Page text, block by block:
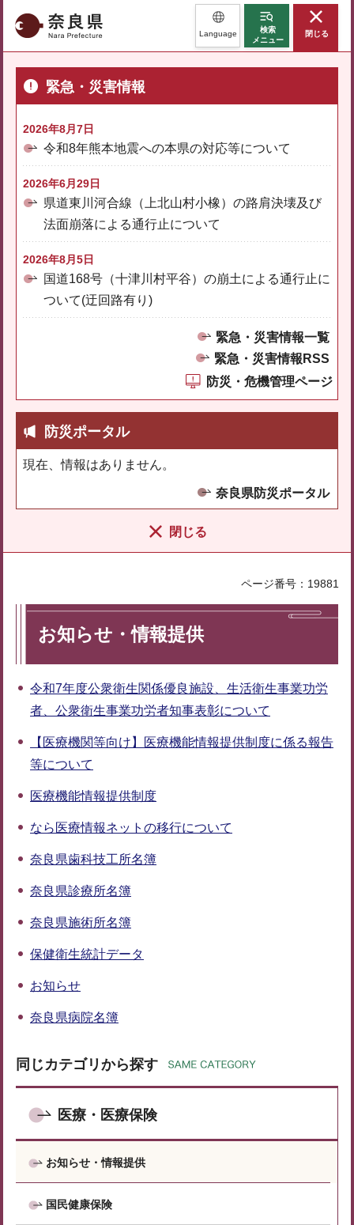
奈良県 Language
検索
メニュー
閉じる
緊急・災害情報
2026年8月7日
令和8年熊本地震への本県の対応等について
2026年6月29日
県道東川河合線（上北山村小橡）の路肩決壊及び
法面崩落による通行止について
2026年8月5日
国道168号（十津川村平谷）の崩土による通行止に
ついて(迂回路有り)
緊急・災害情報一覧
緊急・災害情報RSS
防災・危機管理ページ
防災ポータル
現在、情報はありません。
奈良県防災ポータル
閉じる
ページ番号：19881
お知らせ・情報提供
令和7年度公衆衛生関係優良施設、生活衛生事業功労
者、公衆衛生事業功労者知事表彰について
【医療機関等向け】医療機能情報提供制度に係る報告
等について
医療機能情報提供制度
なら医療情報ネットの移行について
奈良県歯科技工所名簿
奈良県診療所名簿
奈良県施術所名簿
保健衛生統計データ
お知らせ
奈良県病院名簿
同じカテゴリから探す
医療・医療保険
お知らせ・情報提供
国民健康保険